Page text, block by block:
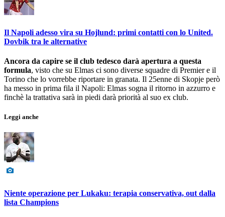
Il Napoli adesso vira su Hojlund: primi contatti con lo United.
Dovbik tra le alternative
Ancora da capire se il club tedesco darà apertura a questa
formula, visto che su Elmas ci sono diverse squadre di Premier e il
Torino che lo vorrebbe riportare in granata. Il 25enne di Skopje però
ha messo in prima fila il Napoli: Elmas sogna il ritorno in azzurro e
finchè la trattativa sarà in piedi darà priorità al suo ex club.
Leggi anche
Niente operazione per Lukaku: terapia conservativa, out dalla
lista Champions